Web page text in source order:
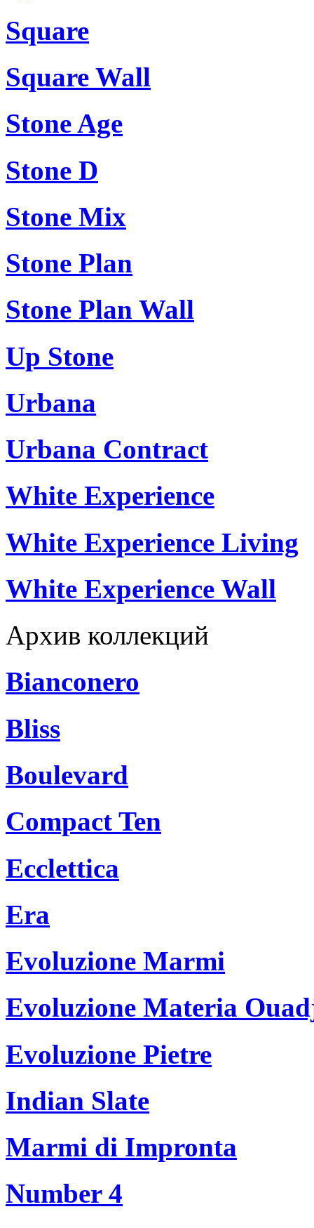
Square
Square Wall
Stone Age
Stone D
Stone Mix
Stone Plan
Stone Plan Wall
Up Stone
Urbana
Urbana Contract
White Experience
White Experience Living
White Experience Wall
Архив коллекций
Bianconero
Bliss
Boulevard
Compact Ten
Ecclettica
Era
Evoluzione Marmi
Evoluzione Materia
Evoluzione Pietre
Indian Slate
Marmi di Impronta
Number 4